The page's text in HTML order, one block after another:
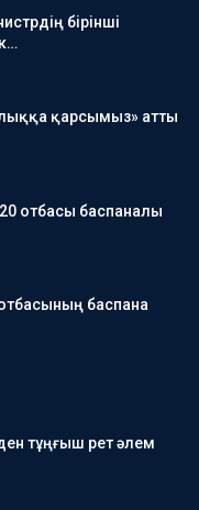
бірінші
қарсымыз» атты
отбасы баспаналы
баспана
тұңғыш рет әлем